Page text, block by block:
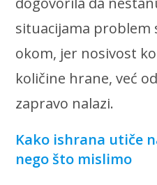
situacijama problem
okom, jer nosivost
količine hrane, već
zapravo nalazi.
Kako ishrana utiče
nego što mislimo